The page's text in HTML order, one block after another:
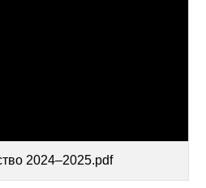
2024–2025.pdf